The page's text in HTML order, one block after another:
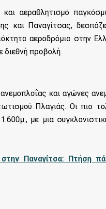
και αεραθλητισμό
και Παναγίτσας,
αεροδρόμιο στην
διεθνή προβολή.
ανεμοπλοΐας και αγώνες
Πλαγιάς. Οι πιο
με μια
στην Παναγίτσα: Πτήση